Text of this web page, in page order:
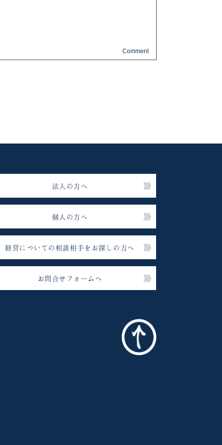
法人の方へ
個人の方へ
経営についての相談相手をお探しの方へ
お問合せフォームへ